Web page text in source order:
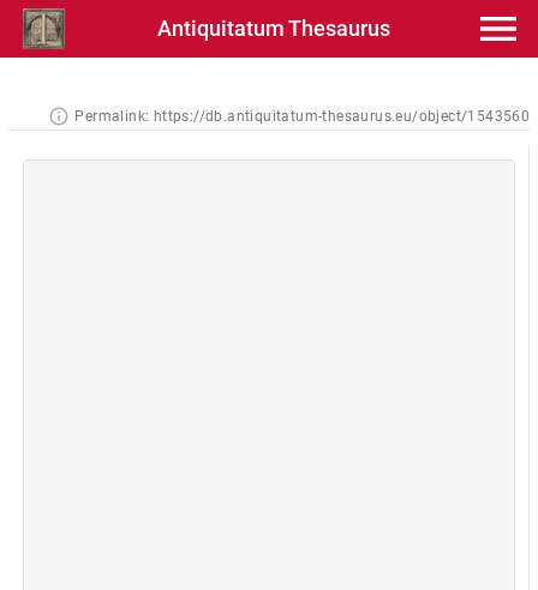
Antiquitatum Thesaurus
Permalink: https://db.antiquitatum-thesaurus.eu/object/1543560